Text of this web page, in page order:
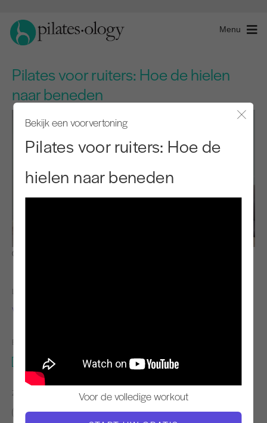
Menu
Pilates voor ruiters: Hoe de hielen
naar beneden
Bekijk een voorvertoning
Pilates voor ruiters: Hoe de
hielen naar beneden
Voor de volledige workout
Observeren en leren
LERAAR
Victoria Torrie-Capan
BENODIGDE APPARATUUR
ZOEK VERGELIJKBARE LESSEN VOOR
10 - 20 min
Mat